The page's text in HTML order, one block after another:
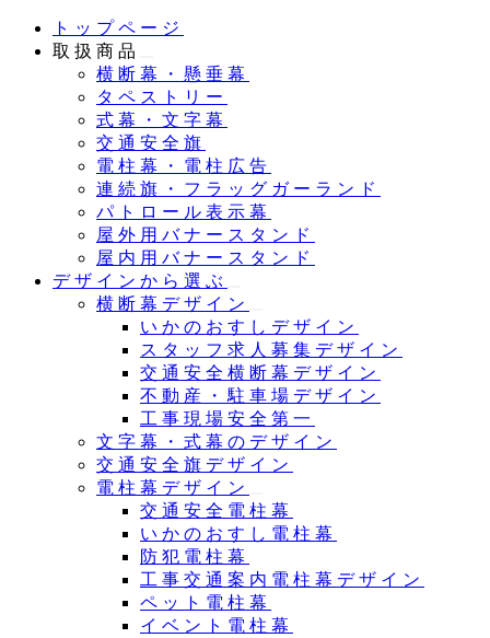
トップページ
取扱商品
横断幕・懸垂幕
タペストリー
式幕・文字幕
交通安全旗
電柱幕・電柱広告
連続旗・フラッグガーランド
パトロール表示幕
屋外用バナースタンド
屋内用バナースタンド
デザインから選ぶ
横断幕デザイン
いかのおすしデザイン
スタッフ求人募集デザイン
交通安全横断幕デザイン
不動産・駐車場デザイン
工事現場安全第一
文字幕・式幕のデザイン
交通安全旗デザイン
電柱幕デザイン
交通安全電柱幕
いかのおすし電柱幕
防犯電柱幕
工事交通案内電柱幕デザイン
ペット電柱幕
イベント電柱幕